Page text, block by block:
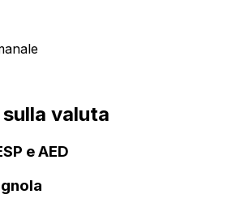
valuta
e AED